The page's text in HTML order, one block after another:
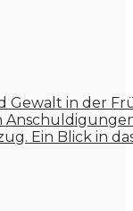
Gewalt in der
Ein Blick in